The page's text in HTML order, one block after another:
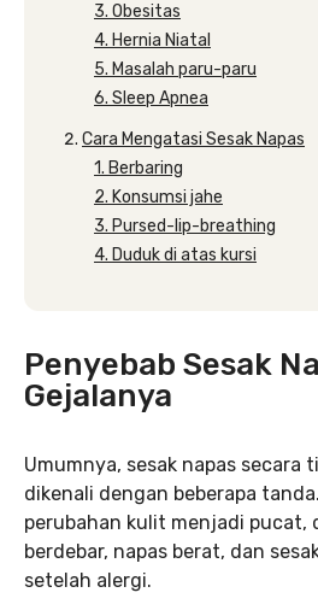
3. Obesitas
4. Hernia Niatal
5. Masalah paru-paru
6. Sleep Apnea
Cara Mengatasi Sesak Napas
1. Berbaring
2. Konsumsi jahe
3. Pursed-lip-breathing
4. Duduk di atas kursi
Penyebab Sesak
Gejalanya
Umumnya, sesak napas secara
dikenali dengan beberapa
perubahan kulit menjadi pucat,
berdebar, napas berat, dan
setelah alergi.